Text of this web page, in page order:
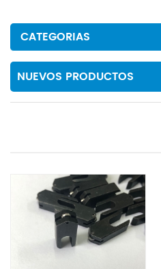
CATEGORIAS
NUEVOS PRODUCTOS